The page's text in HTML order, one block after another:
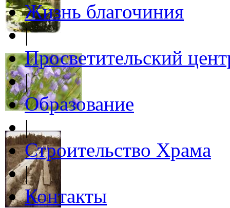
Жизнь благочиния
|
Просветительский
|
Образование
|
Строительство Храма
|
Контакты